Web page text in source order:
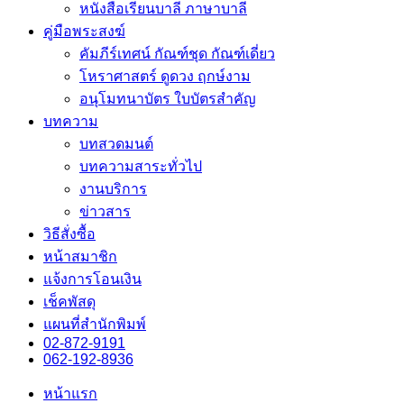
หนังสือเรียนบาลี ภาษาบาลี
คู่มือพระสงฆ์
คัมภีร์เทศน์ กัณฑ์ชุด กัณฑ์เดี่ยว
โหราศาสตร์ ดูดวง ฤกษ์งาม
อนุโมทนาบัตร ใบบัตรสำคัญ
บทความ
บทสวดมนต์
บทความสาระทั่วไป
งานบริการ
ข่าวสาร
วิธีสั่งซื้อ
หน้าสมาชิก
แจ้งการโอนเงิน
เช็คพัสดุ
แผนที่สำนักพิมพ์
02-872-9191
062-192-8936
หน้าแรก